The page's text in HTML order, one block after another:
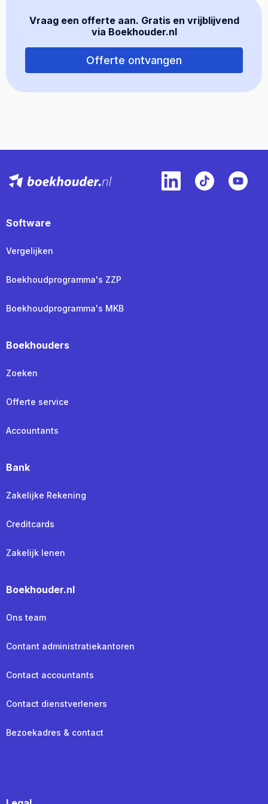
Vraag een offerte aan. Gratis en vrijblijvend
via Boekhouder.nl
Offerte ontvangen
Software
Vergelijken
Boekhoudprogramma's ZZP
Boekhoudprogramma's MKB
Boekhouders
Zoeken
Offerte service
Accountants
Bank
Zakelijke Rekening
Creditcards
Zakelijk lenen
Boekhouder.nl
Ons team
Contant administratiekantoren
Contact accountants
Contact dienstverleners
Bezoekadres & contact